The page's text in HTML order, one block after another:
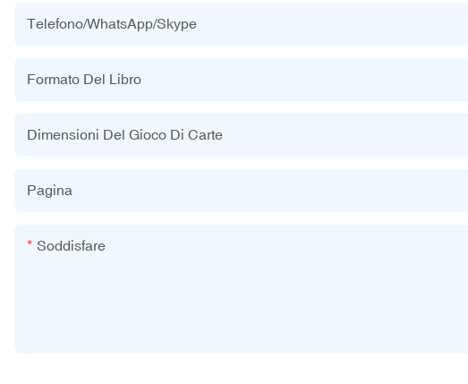
Telefono/WhatsApp/Skype
Formato Del Libro
Dimensioni Del Gioco Di Carte
Pagina
Soddisfare